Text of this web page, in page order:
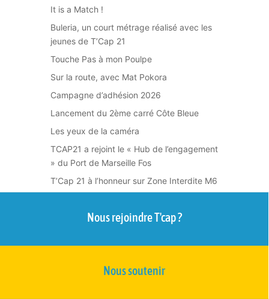
It is a Match !
Buleria, un court métrage réalisé avec les
jeunes de T’Cap 21
Touche Pas à mon Poulpe
Sur la route, avec Mat Pokora
Campagne d’adhésion 2026
Lancement du 2ème carré Côte Bleue
Les yeux de la caméra
TCAP21 a rejoint le « Hub de l’engagement
» du Port de Marseille Fos
T’Cap 21 à l’honneur sur Zone Interdite M6
Nous rejoindre T'cap ?
Nous soutenir